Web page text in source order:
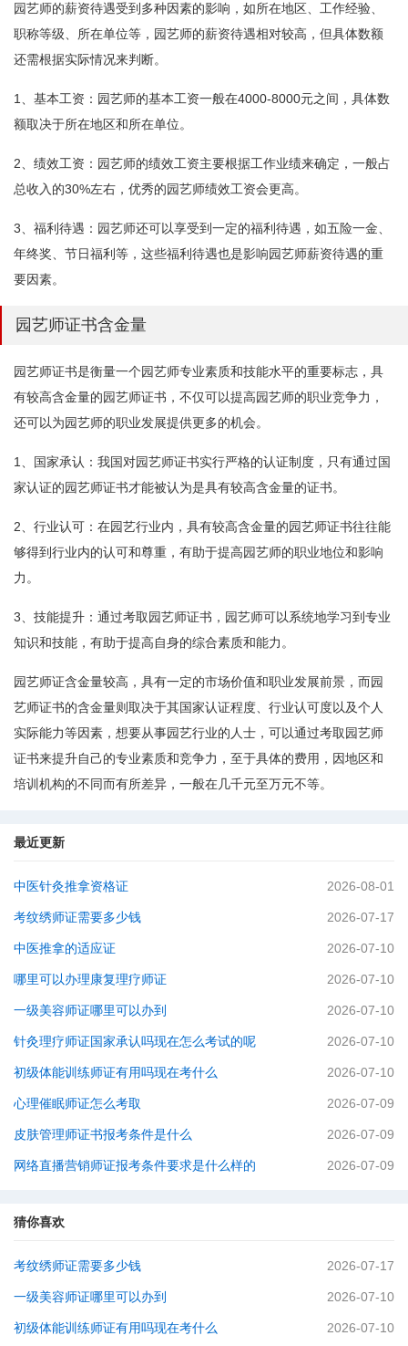
园艺师的薪资待遇受到多种因素的影响，如所在地区、工作经验、
职称等级、所在单位等，园艺师的薪资待遇相对较高，但具体数额
还需根据实际情况来判断。
1、基本工资：园艺师的基本工资一般在4000-8000元之间，具体数
额取决于所在地区和所在单位。
2、绩效工资：园艺师的绩效工资主要根据工作业绩来确定，一般占
总收入的30%左右，优秀的园艺师绩效工资会更高。
3、福利待遇：园艺师还可以享受到一定的福利待遇，如五险一金、
年终奖、节日福利等，这些福利待遇也是影响园艺师薪资待遇的重
要因素。
园艺师证书含金量
园艺师证书是衡量一个园艺师专业素质和技能水平的重要标志，具
有较高含金量的园艺师证书，不仅可以提高园艺师的职业竞争力，
还可以为园艺师的职业发展提供更多的机会。
1、国家承认：我国对园艺师证书实行严格的认证制度，只有通过国
家认证的园艺师证书才能被认为是具有较高含金量的证书。
2、行业认可：在园艺行业内，具有较高含金量的园艺师证书往往能
够得到行业内的认可和尊重，有助于提高园艺师的职业地位和影响
力。
3、技能提升：通过考取园艺师证书，园艺师可以系统地学习到专业
知识和技能，有助于提高自身的综合素质和能力。
园艺师证含金量较高，具有一定的市场价值和职业发展前景，而园
艺师证书的含金量则取决于其国家认证程度、行业认可度以及个人
实际能力等因素，想要从事园艺行业的人士，可以通过考取园艺师
证书来提升自己的专业素质和竞争力，至于具体的费用，因地区和
培训机构的不同而有所差异，一般在几千元至万元不等。
最近更新
中医针灸推拿资格证 2026-08-01
考纹绣师证需要多少钱 2026-07-17
中医推拿的适应证 2026-07-10
哪里可以办理康复理疗师证 2026-07-10
一级美容师证哪里可以办到 2026-07-10
针灸理疗师证国家承认吗现在怎么考试的呢 2026-07-10
初级体能训练师证有用吗现在考什么 2026-07-10
心理催眠师证怎么考取 2026-07-09
皮肤管理师证书报考条件是什么 2026-07-09
网络直播营销师证报考条件要求是什么样的 2026-07-09
猜你喜欢
考纹绣师证需要多少钱 2026-07-17
一级美容师证哪里可以办到 2026-07-10
初级体能训练师证有用吗现在考什么 2026-07-10